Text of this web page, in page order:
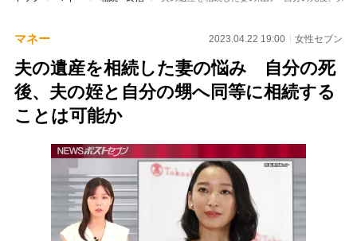
マネー 2023.04.22 19:00 女性セブン
夫の遺産を相続した妻の悩み 自分の死
後、夫の姪と自分の甥へ同等に相続する
ことは可能か